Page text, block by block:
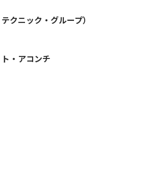
クニック・グループ）
・アコンチ